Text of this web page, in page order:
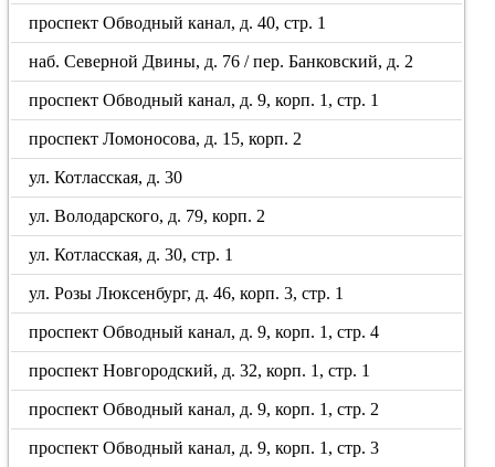
проспект Обводный канал, д. 40, стр. 1
наб. Северной Двины, д. 76 / пер. Банковский, д. 2
проспект Обводный канал, д. 9, корп. 1, стр. 1
проспект Ломоносова, д. 15, корп. 2
ул. Котласская, д. 30
ул. Володарского, д. 79, корп. 2
ул. Котласская, д. 30, стр. 1
ул. Розы Люксенбург, д. 46, корп. 3, стр. 1
проспект Обводный канал, д. 9, корп. 1, стр. 4
проспект Новгородский, д. 32, корп. 1, стр. 1
проспект Обводный канал, д. 9, корп. 1, стр. 2
проспект Обводный канал, д. 9, корп. 1, стр. 3